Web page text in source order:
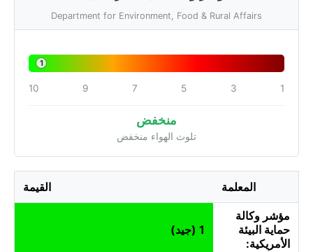
Department for Environment, Food & Rural Affairs
1
1
3
5
7
9
10
منخفض
تلوث الهواء منخفض
المعلمة القيمة
مؤشر وكالة
حماية البيئة
الأمريكية:
1 (جيد)